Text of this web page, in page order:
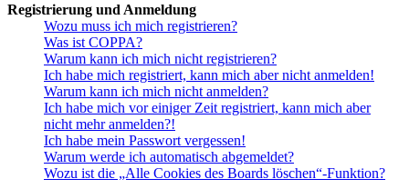
Registrierung und Anmeldung
Wozu muss ich mich registrieren?
Was ist COPPA?
Warum kann ich mich nicht registrieren?
Ich habe mich registriert, kann mich aber nicht anmelden!
Warum kann ich mich nicht anmelden?
Ich habe mich vor einiger Zeit registriert, kann mich aber
nicht mehr anmelden?!
Ich habe mein Passwort vergessen!
Warum werde ich automatisch abgemeldet?
Wozu ist die „Alle Cookies des Boards löschen“-Funktion?